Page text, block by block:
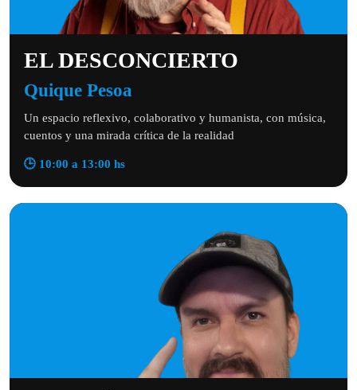
EL DESCONCIERTO
Quique Pesoa
Un espacio reflexivo, colaborativo y humanista, con música,
cuentos y una mirada crítica de la realidad
🕒 10:00 a 13:00 hs